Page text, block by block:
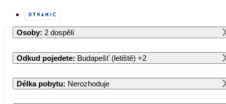
Osoby: 2 dospělí
Odkud pojedete: Budapešť (letiště) +2
Délka pobytu: Nerozhoduje